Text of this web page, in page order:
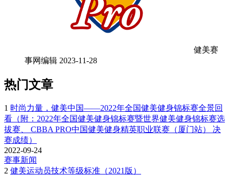
健美赛
事网编辑 2023-11-28
热门文章
1 时尚力量，健美中国——2022年全国健美健身锦标赛全景回
看（附：2022年全国健美健身锦标赛暨世界健美健身锦标赛选
拔赛、 CBBA PRO中国健美健身精英职业联赛（厦门站） 决
赛成绩）
2022-09-24
赛事新闻
2 健美运动员技术等级标准（2021版）